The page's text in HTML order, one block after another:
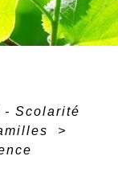
- Scolarité
>